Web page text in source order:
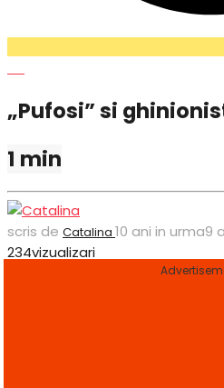
„Pufosi” si
1 min
scris de Catalina 10 ani in urma9
234vizualizari